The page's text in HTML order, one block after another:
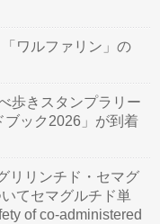
ワルファリン」の
歩きスタンプラリー
ブック2026」が到着
リリンチド・セマグ
てセマグルチド単
of co-administered